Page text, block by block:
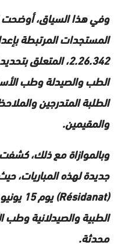
وفي هذا السياق، أوضحت
المستجدات المرتبطة
2.26.342، المتعلق
الطب والصيدلة وطب
الطلبة المتدرجين
والمقيمين.
وبالموازاة مع ذلك،
جديدة لهذه المباريات،
الطبية والصيدلانية
محدثة.